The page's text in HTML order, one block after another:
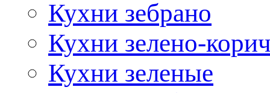
Кухни зебрано
Кухни зелено-
Кухни зеленые